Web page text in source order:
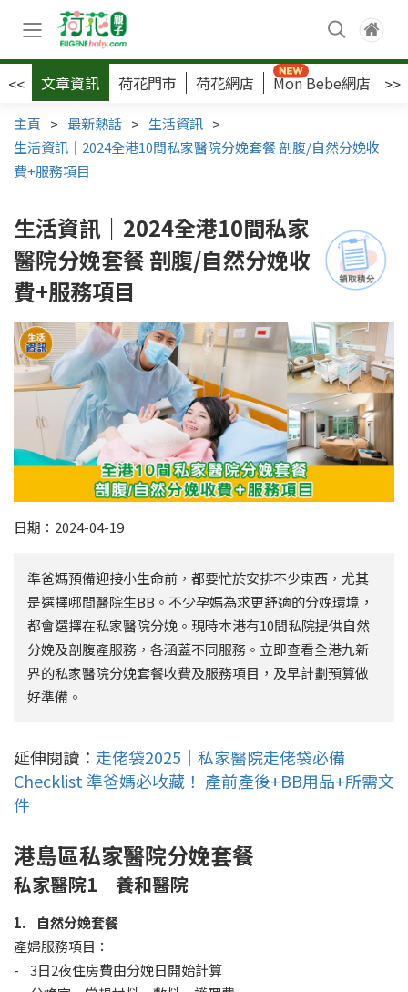
<< 文章資訊 荷花門市 荷花網店 Mon Bebe網店 >>
主頁 > 最新熱話 > 生活資訊 >
生活資訊｜2024全港10間私家醫院分娩套餐 剖腹/自然分娩收
費+服務項目
生活資訊｜2024全港10間私家
醫院分娩套餐 剖腹/自然分娩收
費+服務項目
日期：2024-04-19
準爸媽預備迎接小生命前，都要忙於安排不少東西，尤其
是選擇哪間醫院生BB。不少孕媽為求更舒適的分娩環境，
都會選擇在私家醫院分娩。現時本港有10間私院提供自然
分娩及剖腹產服務，各涵蓋不同服務。立即查看全港九新
界的私家醫院分娩套餐收費及服務項目，及早計劃預算做
好準備。
延伸閱讀： 走佬袋2025｜私家醫院走佬袋必備
Checklist 準爸媽必收藏！ 產前產後+BB用品+所需文
件
港島區私家醫院分娩套餐
私家醫院1｜養和醫院
1. 自然分娩套餐
產婦服務項目：
- 3日2夜住房費由分娩日開始計算